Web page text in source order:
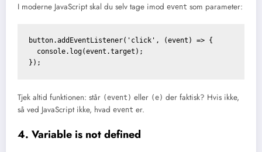
I moderne JavaScript skal du selv tage imod event som parameter:
button.addEventListener('click', (event) => {
  console.log(event.target);
});
Tjek altid funktionen: står (event) eller (e) der faktisk? Hvis ikke,
så ved JavaScript ikke, hvad event er.
4. Variable is not defined